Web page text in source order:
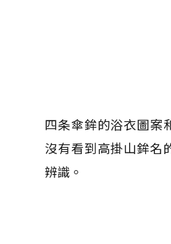
四条傘鉾的浴衣圖案
沒有看到高掛山鉾名
辨識。